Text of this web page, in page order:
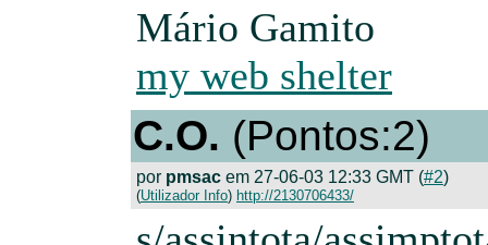
Mário Gamito
my web shelter
C.O. (Pontos:2)
por pmsac em 27-06-03 12:33 GMT (#2)
(Utilizador Info) http://2130706433/